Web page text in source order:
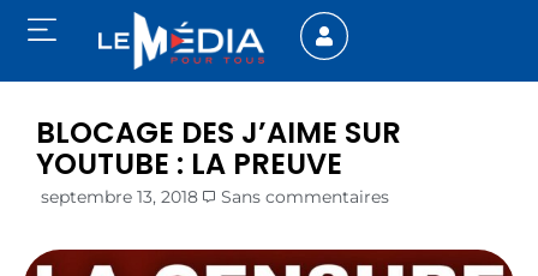
BLOCAGE DES J’AIME SUR
YOUTUBE : LA PREUVE
septembre 13, 2018 Sans commentaires